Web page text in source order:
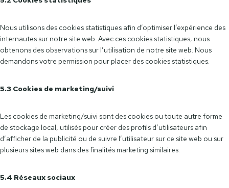
Nous utilisons des cookies statistiques afin d’optimiser l’expérience des
internautes sur notre site web. Avec ces cookies statistiques, nous
obtenons des observations sur l’utilisation de notre site web. Nous
demandons votre permission pour placer des cookies statistiques.
5.3 Cookies de marketing/suivi
Les cookies de marketing/suivi sont des cookies ou toute autre forme
de stockage local, utilisés pour créer des profils d’utilisateurs afin
d’afficher de la publicité ou de suivre l’utilisateur sur ce site web ou sur
plusieurs sites web dans des finalités marketing similaires.
5.4 Réseaux sociaux